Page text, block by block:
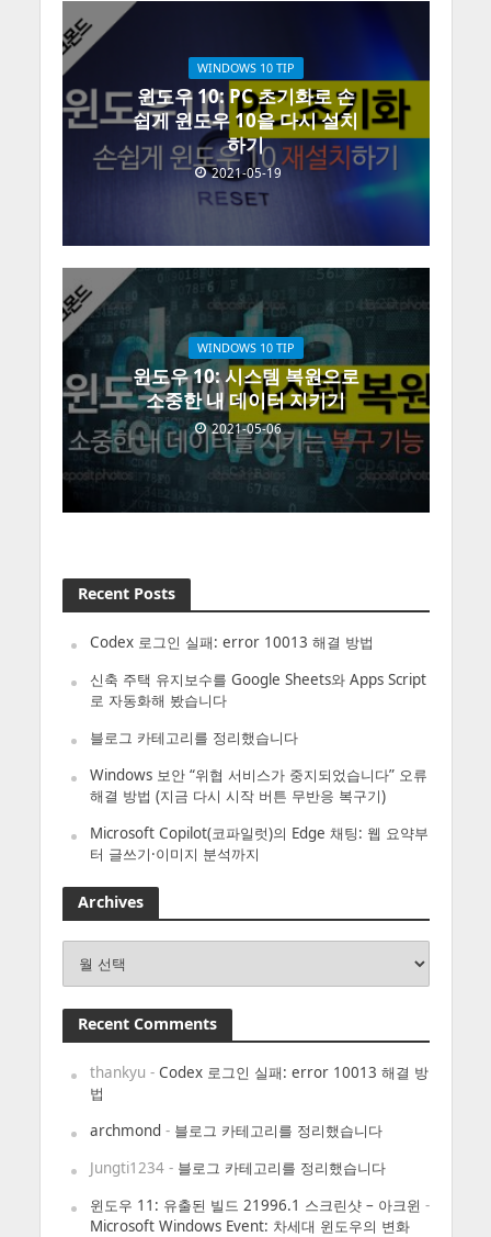
WINDOWS 10 TIP
윈도우 10: PC 초기화로 손
쉽게 윈도우 10을 다시 설치
하기
2021-05-19
WINDOWS 10 TIP
윈도우 10: 시스템 복원으로
소중한 내 데이터 지키기
2021-05-06
Recent Posts
Codex 로그인 실패: error 10013 해결 방법
신축 주택 유지보수를 Google Sheets와 Apps Script
로 자동화해 봤습니다
블로그 카테고리를 정리했습니다
Windows 보안 “위협 서비스가 중지되었습니다” 오류
해결 방법 (지금 다시 시작 버튼 무반응 복구기)
Microsoft Copilot(코파일럿)의 Edge 채팅: 웹 요약부
터 글쓰기·이미지 분석까지
Archives
Recent Comments
thankyu - Codex 로그인 실패: error 10013 해결 방
법
archmond - 블로그 카테고리를 정리했습니다
Jungti1234- 블로그 카테고리를 정리했습니다
윈도우 11: 유출된 빌드 21996.1 스크린샷 – 아크윈 -
Microsoft Windows Event: 차세대 윈도우의 변화